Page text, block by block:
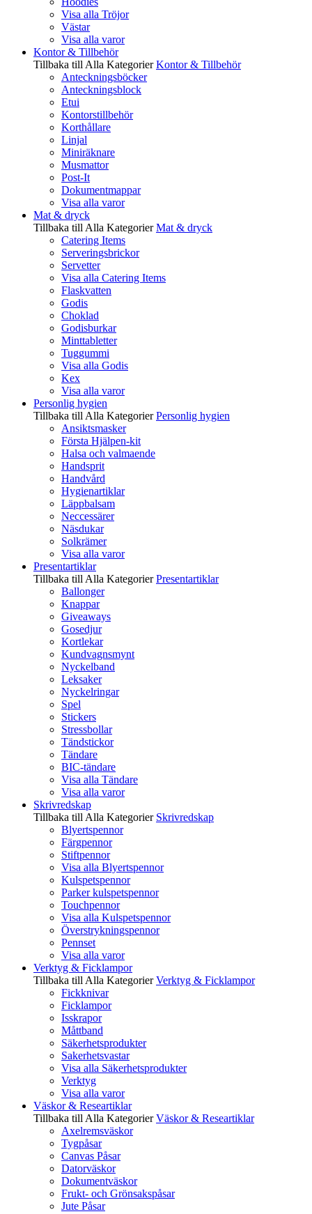
Visa alla Tröjor
Västar
Visa alla varor
Kontor & Tillbehör
Tillbaka till Alla Kategorier Kontor & Tillbehör
Anteckningsböcker
Anteckningsblock
Etui
Kontorstillbehör
Korthållare
Linjal
Miniräknare
Musmattor
Post-It
Dokumentmappar
Visa alla varor
Mat & dryck
Tillbaka till Alla Kategorier Mat & dryck
Catering Items
Serveringsbrickor
Servetter
Visa alla Catering Items
Flaskvatten
Godis
Choklad
Godisburkar
Minttabletter
Tuggummi
Visa alla Godis
Kex
Visa alla varor
Personlig hygien
Tillbaka till Alla Kategorier Personlig hygien
Ansiktsmasker
Första Hjälpen-kit
Halsa och valmaende
Handsprit
Handvård
Hygienartiklar
Läppbalsam
Neccessärer
Näsdukar
Solkrämer
Visa alla varor
Presentartiklar
Tillbaka till Alla Kategorier Presentartiklar
Ballonger
Knappar
Giveaways
Gosedjur
Kortlekar
Kundvagnsmynt
Nyckelband
Leksaker
Nyckelringar
Spel
Stickers
Stressbollar
Tändstickor
Tändare
BIC-tändare
Visa alla Tändare
Visa alla varor
Skrivredskap
Tillbaka till Alla Kategorier Skrivredskap
Blyertspennor
Färgpennor
Stiftpennor
Visa alla Blyertspennor
Kulspetspennor
Parker kulspetspennor
Touchpennor
Visa alla Kulspetspennor
Överstrykningspennor
Pennset
Visa alla varor
Verktyg & Ficklampor
Tillbaka till Alla Kategorier Verktyg & Ficklampor
Fickknivar
Ficklampor
Isskrapor
Måttband
Säkerhetsprodukter
Sakerhetsvastar
Visa alla Säkerhetsprodukter
Verktyg
Visa alla varor
Väskor & Researtiklar
Tillbaka till Alla Kategorier Väskor & Researtiklar
Axelremsväskor
Tygpåsar
Canvas Påsar
Datorväskor
Dokumentväskor
Frukt- och Grönsakspåsar
Jute Påsar